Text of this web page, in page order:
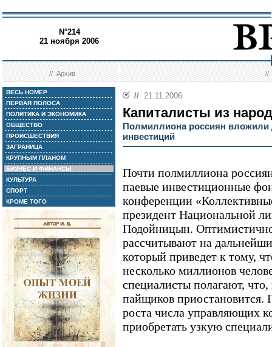
N°214
21 ноября 2006
//Архив //
ВЕСЬ НОМЕР
ПЕРВАЯ ПОЛОСА
ПОЛИТИКА И ЭКОНОМИКА
ОБЩЕСТВО
ПРОИСШЕСТВИЯ
ЗАГРАНИЦА
КРУПНЫМ ПЛАНОМ
БИЗНЕС И ФИНАНСЫ
КУЛЬТУРА
СПОРТ
КРОМЕ ТОГО
// 21.11.2006
Капиталисты из
Полмиллиона россиян вложили
инвестиций
Почти полмиллиона
паевые инвестиционные
конференции
президент Национальной
Подойницын.
рассчитывают на
который приведет к тому,
несколько миллионов
специалисты полагают, что,
пайщиков приостановится.
роста числа управляющих
приобретать узкую